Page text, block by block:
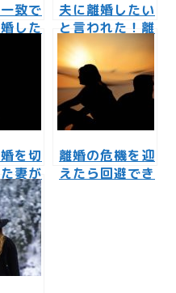
致で
した
離婚
れた
夫に離婚したい
と言われた！離
婚話からの復縁
はどうしたらで
きる？
を切
妻が
ため
な
離婚の危機を迎
えたら回避でき